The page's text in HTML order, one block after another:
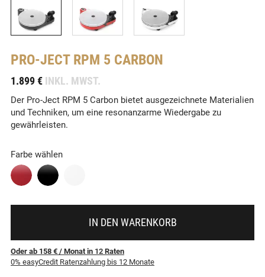
PRO-JECTRPM 5 CARBON
1.899 € INKL. MWST.
Der Pro-Ject RPM 5 Carbon bietet ausgezeichnete Materialien
und Techniken, um eine resonanzarme Wiedergabe zu
gewährleisten.
Farbe wählen
IN DEN WARENKORB
Oder ab 158 € / Monatin 12 Raten
0% easyCredit Ratenzahlung bis 12 Monate